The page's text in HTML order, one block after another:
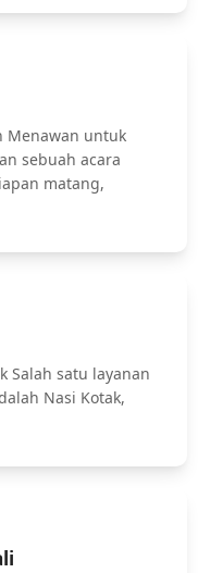
Menawan untuk
sebuah acara
matang,
Salah satu layanan
Nasi Kotak,